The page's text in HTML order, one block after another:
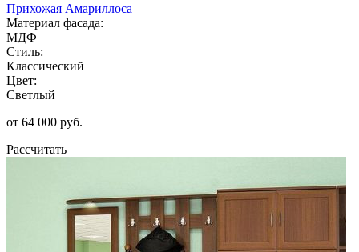
Прихожая Амариллоса
Материал фасада:
МДФ
Стиль:
Классический
Цвет:
Светлый
от 64 000 руб.
Рассчитать